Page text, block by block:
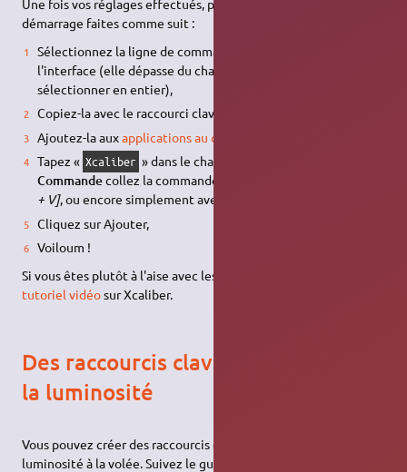
Une fois vos réglages effectués, pour les retrouver à chaque
démarrage faites comme suit :
Sélectionnez la ligne de commande en bas à droite de
l'interface (elle dépasse du champ veillez bien à la
sélectionner en entier),
Copiez-la avec le raccourci clavier
Ajoutez-la auxapplications au démarrage
Tapez « Xcaliber » dans le champ
Commandecollez la commande (clic droit →
+ V], ou encore simplement avec le clic du milieu),
Cliquez sur Ajouter,
Voiloum !
Si vous êtes plutôt à l'aise avec les tutoriels vidéos, voici un
tutoriel vidéosur Xcaliber.
Des raccourcis clavier pour ajuster
la luminosité
Vous pouvez créer des raccourcis clavier pour changer la
luminosité à la volée. Suivez le guide :